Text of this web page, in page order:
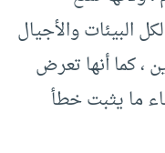
البيئات والأجيال
، كما أنها تعرض
ما يثبت خطأ